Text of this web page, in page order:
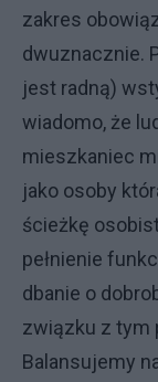
zakres
dwuznacznie.
jest radną)
wiadomo, że
mieszkaniec
jako osoby
ścieżkę
pełnienie
dbanie o
związku z tym
Balansujemy